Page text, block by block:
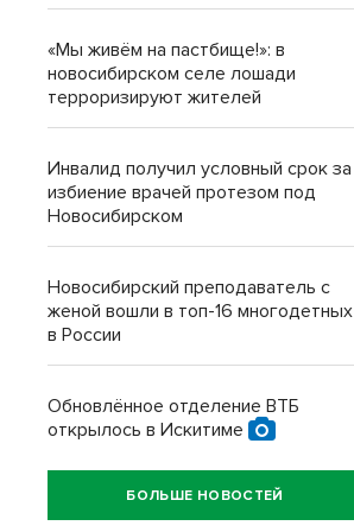
«Мы живём на пастбище!»: в
новосибирском селе лошади
терроризируют жителей
Инвалид получил условный срок за
избиение врачей протезом под
Новосибирском
Новосибирский преподаватель с
женой вошли в топ-16 многодетных
в России
Обновлённое отделение ВТБ
открылось в Искитиме
БОЛЬШЕ НОВОСТЕЙ